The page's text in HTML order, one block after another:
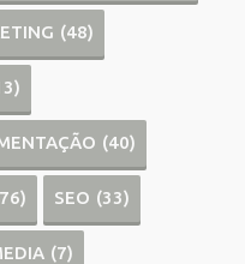
(48)
(40)
SEO (33)
(7)